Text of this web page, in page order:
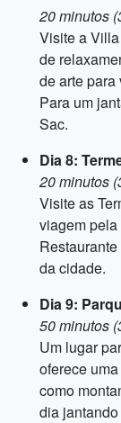
20 minutos
Visite a
de
de arte
Para um
Sac.
Dia 8:
20 minutos
Visite as
viagem
da cidade.
Dia 9:
50 minutos
Um lugar
oferece
como
dia